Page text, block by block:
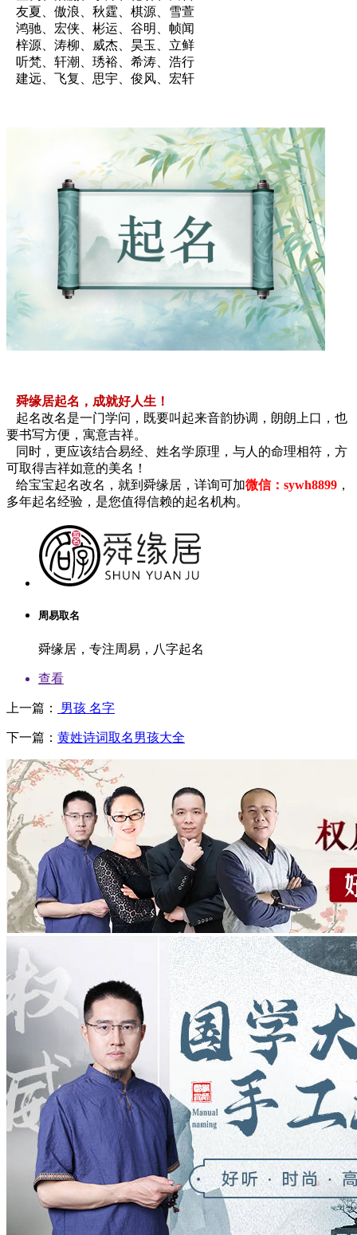
友夏、傲浪、秋霆、棋源、雪萱
鸿驰、宏侠、彬运、谷明、帧闻
梓源、涛柳、威杰、昊玉、立鲜
听梵、轩潮、琇裕、希涛、浩行
建远、飞复、思宇、俊风、宏轩
舜缘居起名，成就好人生！
起名改名是一门学问，既要叫起来音韵协调，朗朗上口，也
要书写方便，寓意吉祥。
同时，更应该结合易经、姓名学原理，与人的命理相符，方
可取得吉祥如意的美名！
给宝宝起名改名，就到舜缘居，详询可加微信：sywh8899 ，
多年起名经验，是您值得信赖的起名机构。
周易取名
舜缘居，专注周易，八字起名
查看
上一篇： 男孩 名字
下一篇： 黄姓诗词取名男孩大全